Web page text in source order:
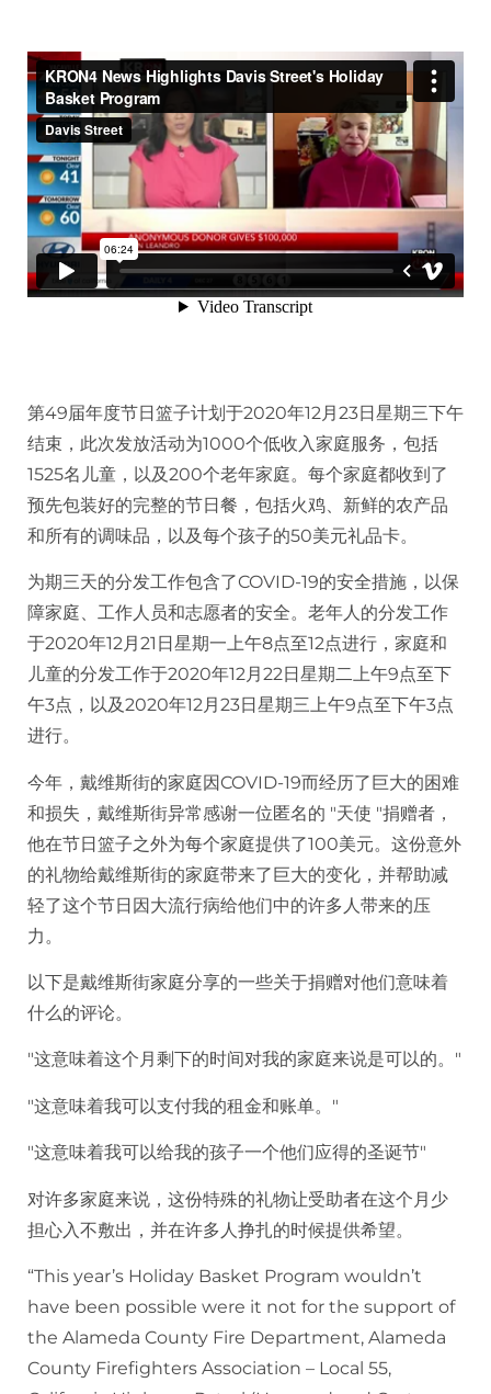
第49届年度节日篮子计划于2020年12月23日星期三下午
结束，此次发放活动为1000个低收入家庭服务，包括
1525名儿童，以及200个老年家庭。每个家庭都收到了
预先包装好的完整的节日餐，包括火鸡、新鲜的农产品
和所有的调味品，以及每个孩子的50美元礼品卡。
为期三天的分发工作包含了COVID-19的安全措施，以保
障家庭、工作人员和志愿者的安全。老年人的分发工作
于2020年12月21日星期一上午8点至12点进行，家庭和
儿童的分发工作于2020年12月22日星期二上午9点至下
午3点，以及2020年12月23日星期三上午9点至下午3点
进行。
今年，戴维斯街的家庭因COVID-19而经历了巨大的困难
和损失，戴维斯街异常感谢一位匿名的 "天使 "捐赠者，
他在节日篮子之外为每个家庭提供了100美元。这份意外
的礼物给戴维斯街的家庭带来了巨大的变化，并帮助减
轻了这个节日因大流行病给他们中的许多人带来的压
力。
以下是戴维斯街家庭分享的一些关于捐赠对他们意味着
什么的评论。
"这意味着这个月剩下的时间对我的家庭来说是可以的。"
"这意味着我可以支付我的租金和账单。"
"这意味着我可以给我的孩子一个他们应得的圣诞节"
对许多家庭来说，这份特殊的礼物让受助者在这个月少
担心入不敷出，并在许多人挣扎的时候提供希望。
“This year’s Holiday Basket Program wouldn’t
have been possible were it not for the support of
the Alameda County Fire Department, Alameda
County Firefighters Association – Local 55,